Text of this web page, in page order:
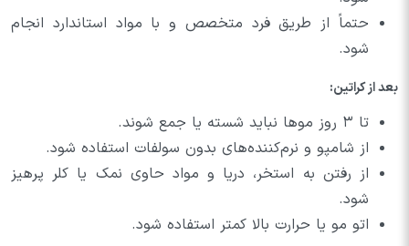
حتماً از طریق فرد متخصص و با مواد استاندارد انجام
شود.
بعد از کراتین:
تا ۳ روز موها نباید شسته یا جمع شوند.
از شامپو و نرم‌کننده‌های بدون سولفات استفاده شود.
از رفتن به استخر، دریا و مواد حاوی نمک یا کلر پرهیز
شود.
اتو مو یا حرارت بالا کمتر استفاده شود.